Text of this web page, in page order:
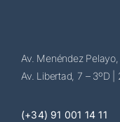
Av. Menéndez
Av. Libertad, 7 – 3ºD
(+34) 91 001 14 11